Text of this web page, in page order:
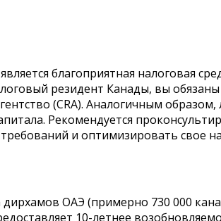
благоприятная налоговая
резидент Канады, вы
(CRA). Аналогичным
Рекомендуется
и оптимизировать свое
ОАЭ (примерно 730 000
10-летнее